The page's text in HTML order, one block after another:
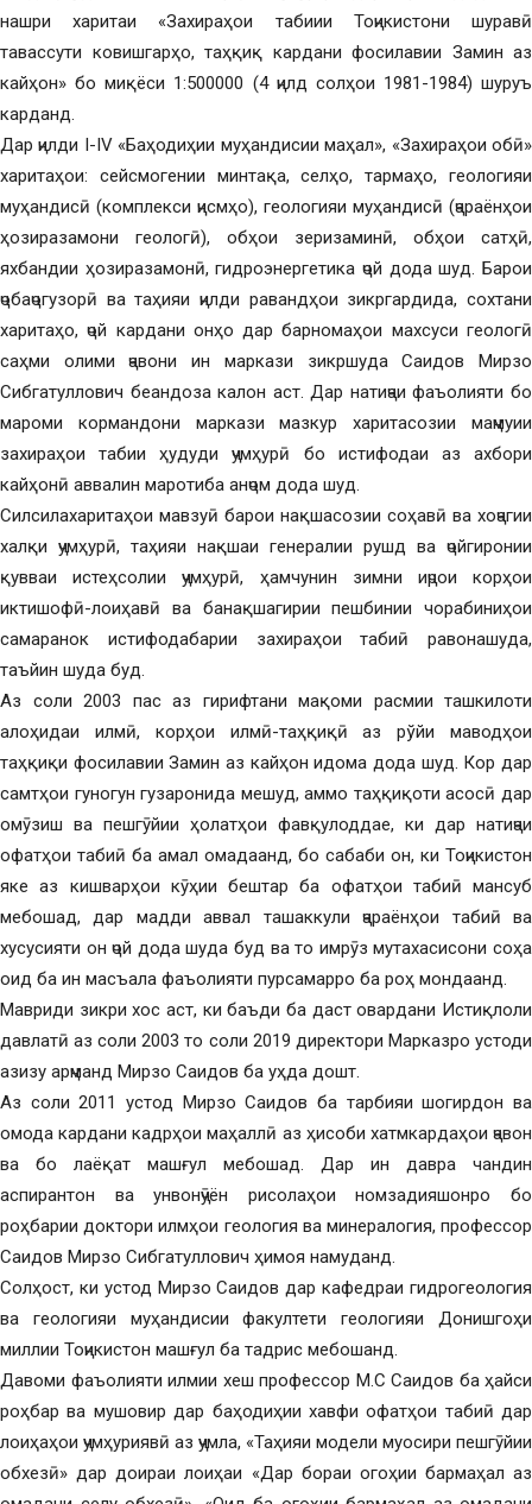
нашри харитаи «Захираҳои табиии Тоҷикистони шуравӣ
тавассути ковишгарҳо, таҳқиқ кардани фосилавии Замин аз
кайҳон» бо миқёси 1:500000 (4 ҷилд солҳои 1981-1984) шуруъ
карданд.
Дар ҷилди I-IV «Баҳодиҳии муҳандисии маҳал», «Захираҳои обӣ»
харитаҳои: сейсмогении минтақа, селҳо, тармаҳо, геологияи
муҳандисӣ (комплекси ҷисмҳо), геологияи муҳандисӣ (ҷараёнҳои
ҳозиразамони геологӣ), обҳои зеризаминӣ, обҳои сатҳӣ,
яхбандии ҳозиразамонӣ, гидроэнергетика ҷой дода шуд. Барои
ҷобаҷогузорӣ ва таҳияи ҷилди равандҳои зикргардида, сохтани
харитаҳо, ҷой кардани онҳо дар барномаҳои махсуси геологӣ
саҳми олими ҷавони ин маркази зикршуда Саидов Мирзо
Сибгатуллович беандоза калон аст. Дар натиҷаи фаъолияти бо
мароми кормандони маркази мазкур харитасозии маҷмуии
захираҳои табии ҳудуди ҷумҳурӣ бо истифодаи аз ахбори
кайҳонӣ аввалин маротиба анҷом дода шуд.
Силсилахаритаҳои мавзуӣ барои нақшасозии соҳавӣ ва хоҷагии
халқи ҷумҳурӣ, таҳияи нақшаи генералии рушд ва ҷойгиронии
қувваи истеҳсолии ҷумҳурӣ, ҳамчунин зимни иҷрои корҳои
иктишофӣ-лоиҳавӣ ва банақшагирии пешбинии чорабиниҳои
самаранок истифодабарии захираҳои табиӣ равонашуда,
таъйин шуда буд.
Аз соли 2003 пас аз гирифтани мақоми расмии ташкилоти
алоҳидаи илмӣ, корҳои илмӣ-таҳқиқӣ аз рўйи маводҳои
таҳқиқи фосилавии Замин аз кайҳон идома дода шуд. Кор дар
самтҳои гуногун гузаронида мешуд, аммо таҳқиқоти асосӣ дар
омӯзиш ва пешгӯйии ҳолатҳои фавқулоддае, ки дар натиҷаи
офатҳои табиӣ ба амал омадаанд, бо сабаби он, ки Тоҷикистон
яке аз кишварҳои кӯҳии бештар ба офатҳои табиӣ мансуб
мебошад, дар мадди аввал ташаккули ҷараёнҳои табиӣ ва
хусусияти он ҷой дода шуда буд ва то имрӯз мутахасисони соҳа
оид ба ин масъала фаъолияти пурсамарро ба роҳ мондаанд.
Мавриди зикри хос аст, ки баъди ба даст овардани Истиқлоли
давлатӣ аз соли 2003 то соли 2019 директори Марказро устоди
азизу арҷманд Мирзо Саидов ба уҳда дошт.
Аз соли 2011 устод Мирзо Саидов ба тарбияи шогирдон ва
омода кардани кадрҳои маҳаллӣ аз ҳисоби хатмкардаҳои ҷавон
ва бо лаёқат машғул мебошад. Дар ин давра чандин
аспирантон ва унвонҷӯён рисолаҳои номзадияшонро бо
роҳбарии доктори илмҳои геология ва минералогия, профессор
Саидов Мирзо Сибгатуллович ҳимоя намуданд.
Солҳост, ки устод Мирзо Саидов дар кафедраи гидрогеология
ва геологияи муҳандисии факултети геологияи Донишгоҳи
миллии Тоҷикистон машғул ба тадрис мебошанд.
Давоми фаъолияти илмии хеш профессор М.С Саидов ба ҳайси
роҳбар ва мушовир дар баҳодиҳии хавфи офатҳои табиӣ дар
лоиҳаҳои ҷумҳуриявӣ аз ҷумла, «Таҳияи модели муосири пешгӯйии
обхезӣ» дар доираи лоиҳаи «Дар бораи огоҳии бармаҳал аз